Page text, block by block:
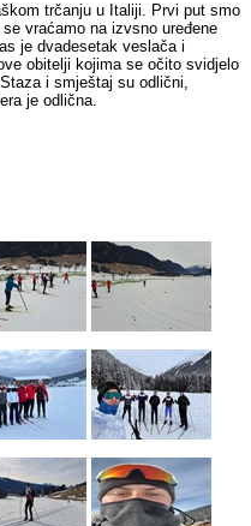
trčanju u Italiji. Prvi put smo
vraćamo na izvsno uređene
je dvadesetak veslača i
obitelji kojima se očito svidjelo
i smještaj su odlični,
je odlična.